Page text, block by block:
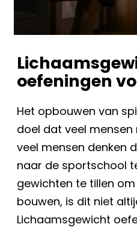
oefeningen
Het opbouwen van
doel dat veel mensen
veel mensen denken
naar de sportschool
gewichten te tillen
bouwen, is dit niet
Lichaamsgewicht